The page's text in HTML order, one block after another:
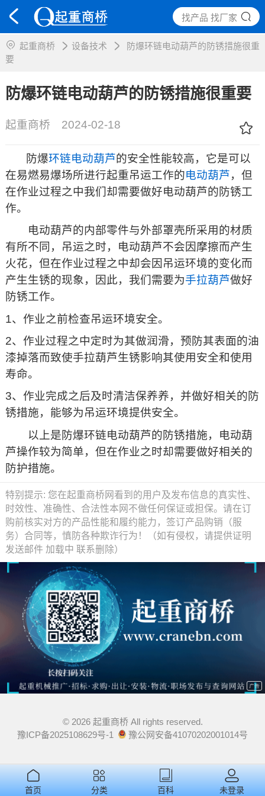
找产品 找厂家
起重商桥 设备技术
防爆环链电动葫芦的防锈措施很重
要
防爆环链电动葫芦的防锈措施很重要
起重商桥 2024-02-18
防爆环链电动葫芦的安全性能较高，它是可以
在易燃易爆场所进行起重吊运工作的电动葫芦，但
在作业过程之中我们却需要做好电动葫芦的防锈工
作。
电动葫芦的内部零件与外部罩壳所采用的材质
有所不同，吊运之时，电动葫芦不会因摩擦而产生
火花，但在作业过程之中却会因吊运环境的变化而
产生生锈的现象，因此，我们需要为手拉葫芦做好
防锈工作。
1、作业之前检查吊运环境安全。
2、作业过程之中定时为其做润滑，预防其表面的油
漆掉落而致使手拉葫芦生锈影响其使用安全和使用
寿命。
3、作业完成之后及时清洁保养养，并做好相关的防
锈措施，能够为吊运环境提供安全。
以上是防爆环链电动葫芦的防锈措施，电动葫
芦操作较为简单，但在作业之时却需要做好相关的
防护措施。
特别提示: 您在起重商桥网看到的用户及发布信息的真实性、
时效性、准确性、合法性本网不做任何保证或担保。请在订
购前核实对方的产品性能和履约能力，签订产品购销（服
务）合同等，慎防各种欺诈行为！（如有侵权，请提供证明
发送邮件 加载中 联系删除）
© 2026 起重商桥 All rights reserved.
豫ICP备2025108629号-1
豫公网安备41070202001014号
首页 分类 百科 未登录